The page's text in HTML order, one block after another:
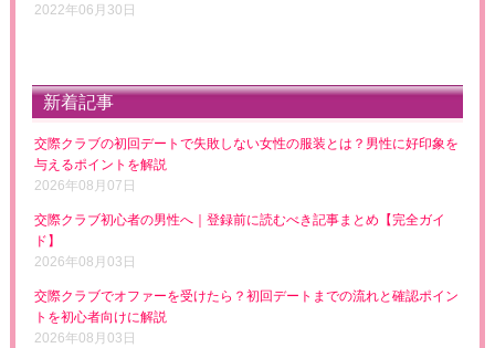
2022年06月30日
新着記事
交際クラブの初回デートで失敗しない女性の服装とは？男性に好印象を
与えるポイントを解説
2026年08月07日
交際クラブ初心者の男性へ｜登録前に読むべき記事まとめ【完全ガイ
ド】
2026年08月03日
交際クラブでオファーを受けたら？初回デートまでの流れと確認ポイン
トを初心者向けに解説
2026年08月03日